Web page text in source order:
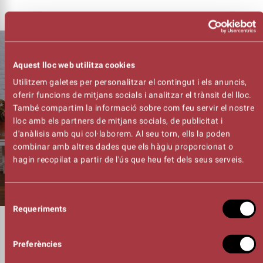
Aquest lloc web utilitza cookies
Utilitzem galetes per personalitzar el contingut i els anuncis,
oferir funcions de mitjans socials i analitzar el trànsit del lloc.
També compartim la informació sobre com feu servir el nostre
lloc amb els partners de mitjans socials, de publicitat i
d'anàlisis amb qui col·laborem. Al seu torn, ells la poden
combinar amb altres dades que els hàgiu proporcionat o
hagin recopilat a partir de l'ús que heu fet dels seus serveis.
de Requeriments
Preferències
DRAMATÚRGIA